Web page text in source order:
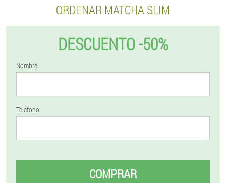
ORDENAR MATCHA SLIM
DESCUENTO -50%
Nombre
Teléfono
COMPRAR